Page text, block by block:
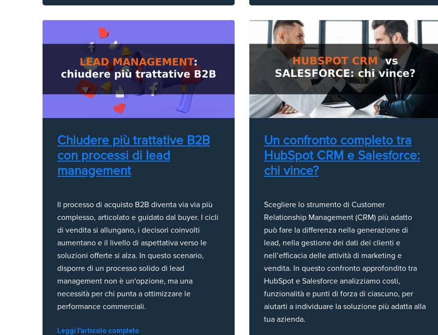
Chiudere più trattative B2B
con processi di lead
management
Il processo di acquisto B2B diventa via via più
complesso, articolato e guidato dal buyer. I cicli
di vendita si allungano, i decisori coinvolti
aumentano e il livello di aspettativa verso le
soluzioni offerte si alza. In questo scenario,
disporre di un processo solido di lead
management non è un'opzione, ma una
necessità per chi punta a ottimizzare le
performance commerciali.
Leggi l'articolo completo
Un confronto completo tra
HubSpot CRM e Salesforce:
chi vince?
Scegliere lo strumento di Customer
Relationship Management (CRM) più adatto
può fare la differenza nella generazione di
lead, nella gestione dei dati dei clienti e
nell’efficacia delle attività di marketing e
vendita. In questo confronto approfondito tra
HubSpot e Salesforce analizziamo costi,
funzionalità e punti di forza di ciascuno, per
aiutarti a individuare la soluzione più adatta alla
tua azienda.